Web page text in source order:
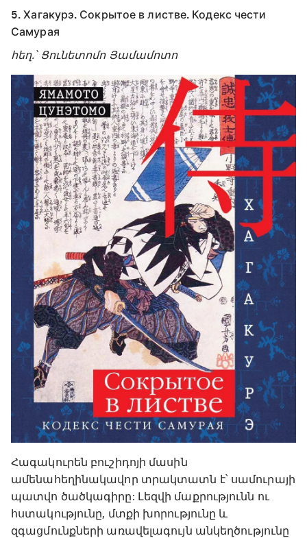
5. Хагакурэ. Сокрытое в листве. Кодекс чести
Самурая
հեղ.՝ Ցունետոմո Յամամոտո
Հագակուրեն բուշիդոյի մասին
ամենահեղինակավոր տրակտատն է՝ սամուրայի
պատվո ծածկագիրը: Լեզվի մաքրությունն ու
հստակությունը, մտքի խորությունը և
զգացմունքների առավելագույն անկեղծությունը